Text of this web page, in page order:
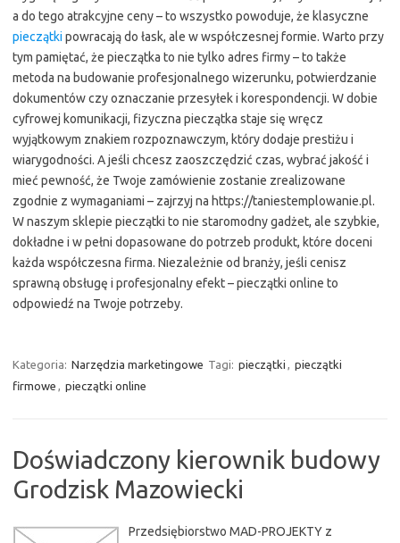
a do tego atrakcyjne ceny – to wszystko powoduje, że klasyczne
pieczątki powracają do łask, ale w współczesnej formie. Warto przy
tym pamiętać, że pieczątka to nie tylko adres firmy – to także
metoda na budowanie profesjonalnego wizerunku, potwierdzanie
dokumentów czy oznaczanie przesyłek i korespondencji. W dobie
cyfrowej komunikacji, fizyczna pieczątka staje się wręcz
wyjątkowym znakiem rozpoznawczym, który dodaje prestiżu i
wiarygodności. A jeśli chcesz zaoszczędzić czas, wybrać jakość i
mieć pewność, że Twoje zamówienie zostanie zrealizowane
zgodnie z wymaganiami – zajrzyj na https://taniestemplowanie.pl.
W naszym sklepie pieczątki to nie staromodny gadżet, ale szybkie,
dokładne i w pełni dopasowane do potrzeb produkt, które doceni
każda współczesna firma. Niezależnie od branży, jeśli cenisz
sprawną obsługę i profesjonalny efekt – pieczątki online to
odpowiedź na Twoje potrzeby.
Kategoria: Narzędzia marketingowe Tagi: pieczątki , pieczątki
firmowe , pieczątki online
Doświadczony kierownik budowy
Grodzisk Mazowiecki
Przedsiębiorstwo MAD-PROJEKTY z